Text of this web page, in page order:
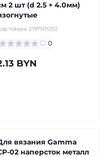
2 шт (d 2.5 + 4.0мм)
товара: 2197501202
0
BYN
вязания Gamma
02 наперсток металл